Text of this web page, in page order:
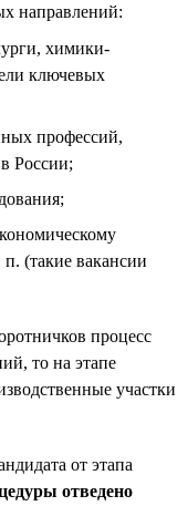
направлений:
химики-
ключевых
профессий,
России;
(такие вакансии
процесс
то на этапе
участки
от этапа
отведено